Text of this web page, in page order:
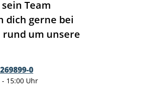
Team
dich gerne bei
rund um unsere
0
- 15:00 Uhr